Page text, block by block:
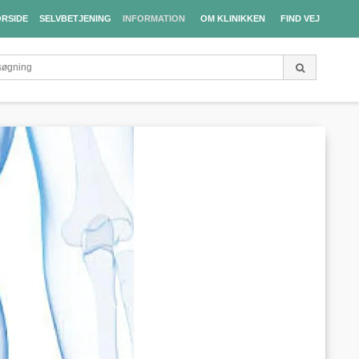
SELVBETJENING INFORMATION OM KLINIKKEN FIND VEJ